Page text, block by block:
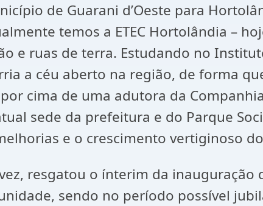
de Guarani d’Oeste para
temos a ETEC Hortolândia –
e ruas de terra. Estudando no
a céu aberto na região, de forma
cima de uma adutora da
sede da prefeitura e do Parque
e o crescimento vertiginoso
resgatou o ínterim da inauguração
sendo no período possível